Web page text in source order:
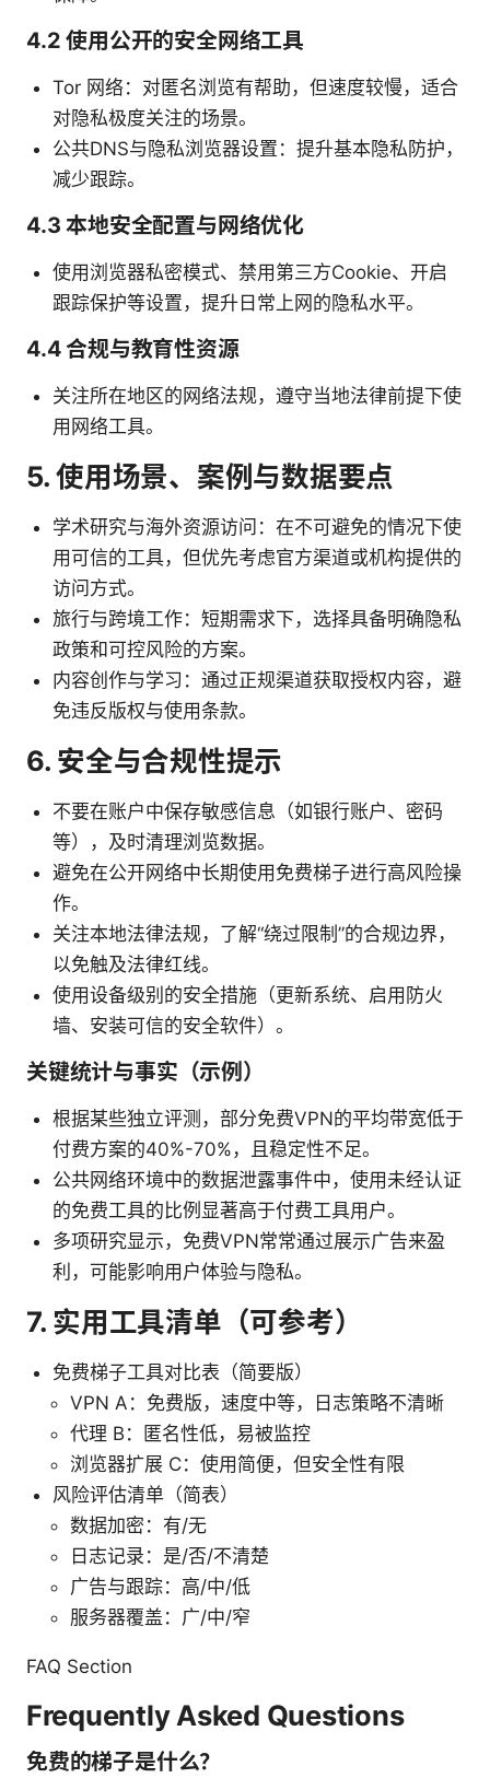
4.2 使用公开的安全网络工具
Tor 网络：对匿名浏览有帮助，但速度较慢，适合
对隐私极度关注的场景。
公共DNS与隐私浏览器设置：提升基本隐私防护，
减少跟踪。
4.3 本地安全配置与网络优化
使用浏览器私密模式、禁用第三方Cookie、开启
跟踪保护等设置，提升日常上网的隐私水平。
4.4 合规与教育性资源
关注所在地区的网络法规，遵守当地法律前提下使
用网络工具。
5. 使用场景、案例与数据要点
学术研究与海外资源访问：在不可避免的情况下使
用可信的工具，但优先考虑官方渠道或机构提供的
访问方式。
旅行与跨境工作：短期需求下，选择具备明确隐私
政策和可控风险的方案。
内容创作与学习：通过正规渠道获取授权内容，避
免违反版权与使用条款。
6. 安全与合规性提示
不要在账户中保存敏感信息（如银行账户、密码
等），及时清理浏览数据。
避免在公开网络中长期使用免费梯子进行高风险操
作。
关注本地法律法规，了解“绕过限制”的合规边界，
以免触及法律红线。
使用设备级别的安全措施（更新系统、启用防火
墙、安装可信的安全软件）。
关键统计与事实（示例）
根据某些独立评测，部分免费VPN的平均带宽低于
付费方案的40%-70%，且稳定性不足。
公共网络环境中的数据泄露事件中，使用未经认证
的免费工具的比例显著高于付费工具用户。
多项研究显示，免费VPN常常通过展示广告来盈
利，可能影响用户体验与隐私。
7. 实用工具清单（可参考）
免费梯子工具对比表（简要版）
VPN A：免费版，速度中等，日志策略不清晰
代理 B：匿名性低，易被监控
浏览器扩展 C：使用简便，但安全性有限
风险评估清单（简表）
数据加密：有/无
日志记录：是/否/不清楚
广告与跟踪：高/中/低
服务器覆盖：广/中/窄
FAQ Section
Frequently Asked Questions
免费的梯子是什么？